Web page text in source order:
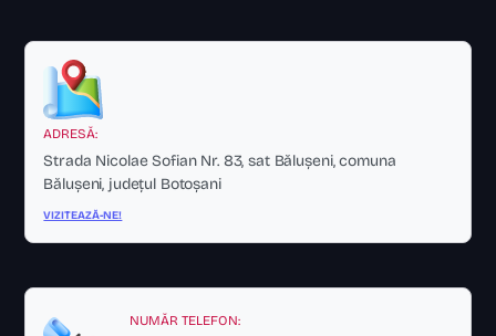
ADRESĂ:
Strada Nicolae Sofian Nr. 83, sat Bălușeni, comuna
Bălușeni, județul Botoșani
VIZITEAZĂ-NE!
NUMĂR TELEFON: